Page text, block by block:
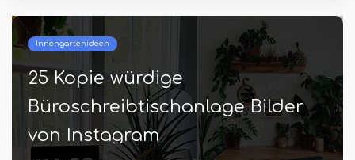
Innengartenideen
25 Kopie würdige
Büroschreibtischanlage Bilder
von Instagram